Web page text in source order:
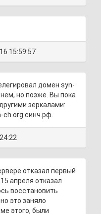
15:59:57
домен syn-
но позже. Вы пока
зеркалами:
синч.рф.
отказал первый
апреля отказал
восстановить
это заняло
этого, были